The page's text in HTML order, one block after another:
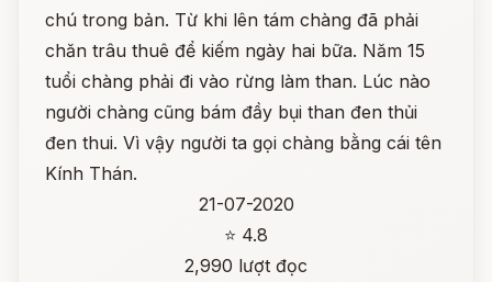
chú trong bản. Từ khi lên tám chàng đã phải
chăn trâu thuê để kiếm ngày hai bữa. Năm 15
tuổi chàng phải đi vào rừng làm than. Lúc nào
người chàng cũng bám đầy bụi than đen thủi
đen thui. Vì vậy người ta gọi chàng bằng cái tên
Kính Thán.
21-07-2020
⭐ 4.8
2,990 lượt đọc